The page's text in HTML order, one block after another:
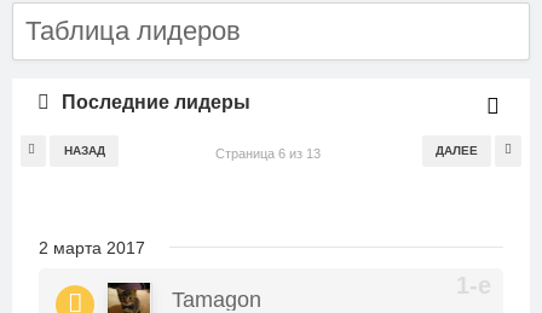
Таблица лидеров
Последние лидеры
НАЗАД ДАЛЕЕ
Страница 6 из 13
2 марта 2017
Tamagon